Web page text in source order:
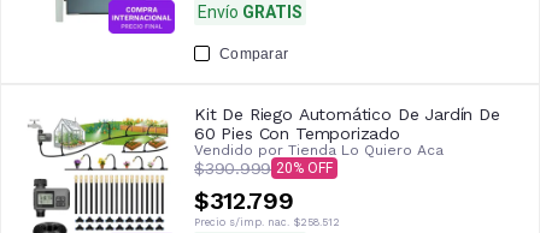
Envío GRATIS
Comparar
Kit De Riego Automático De Jardín De
60 Pies Con Temporizado
Vendido por Tienda Lo Quiero Aca
$390.999 20
$312.799
Precio s/imp. nac. $258.512